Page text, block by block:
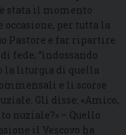
stata il momento
per tutta la
Pastore e far ripartire
fede, “indossando
la liturgia di quella
e lì scorse
Gli disse: «Amico,
nuziale?» – Quello
il Vescovo ha